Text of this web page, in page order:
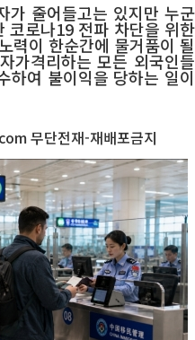
가 줄어들고는 있지만 누군
코로나19 전파 차단을 위한
력이 한순간에 물거품이 될
가격리하는 모든 외국인들
하여 불이익을 당하는 일이
무단전재-재배포금지